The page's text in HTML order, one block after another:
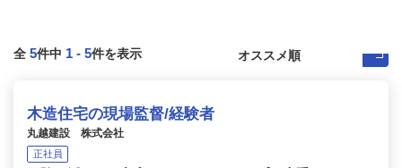
全 5件中 1 - 5件を表示
木造住宅の現場監督/経験者
丸越建設 株式会社
正社員